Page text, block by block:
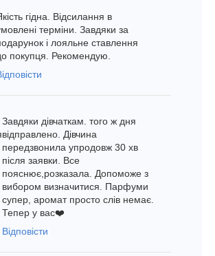
гідна. Відсилання в
терміни. Завдяки за
і лояльне ставлення
покупця. Рекомендую.
Завдяки дівчаткам. того ж дня
відправлено. Дівчина
передзвонила упродовж 30 хв
після заявки. Все
пояснює,розказала. Допоможе з
вибором визначитися. Парфуми
супер, аромат просто слів немає.
Тепер у вас❤️
Відповісти